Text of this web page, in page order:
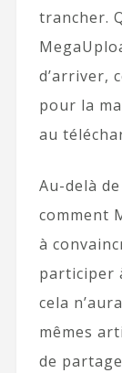
trancher.
d’arriver,
pour la
au
Au-delà
comment
à
participer
cela
mêmes
de